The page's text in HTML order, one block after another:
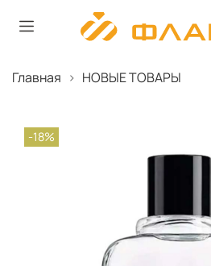
Главная НОВЫЕ ТОВАРЫ
-18%